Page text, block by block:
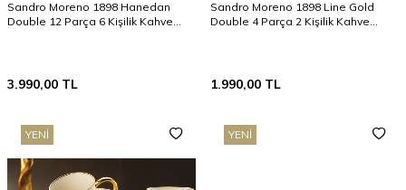
Sandro Moreno 1898 Hanedan
Double 12 Parça 6 Kişilik Kahve
3.990,00 TL
Sandro Moreno 1898 Line Gold
Double 4 Parça 2 Kişilik Kahve
1.990,00 TL
YENI YENI